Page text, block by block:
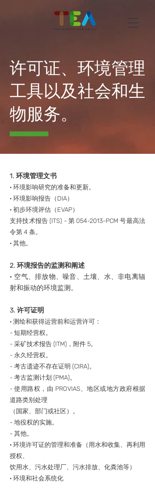
许可证、环境管理
工具以及社会和生
物服务。
1. 环境管理文书
· 环境影响研究的准备和更新。
· 环境影响报告（DIA）
· 初步环境评估（EVAP）
支持技术报告 (ITS) - 第054-2013-PCM 号最高法
令第 4 条。
· 其他。
2. 环境报告的监测和阐述
· 空气、排放物、噪音、土壤、水、非电离辐
射和振动的环境监测。
3. 许可证明
· 测绘和获得运营前和运营许可：
- 短期经营权。
- 采矿技术报告 (ITM)，附件 5。
- 永久经营权。
- 考古遗迹不存在证明 (CIRA)。
- 考古监测计划 (PMA)。
- 使用路权，由 PROVIAS、地区或地方政府根据
道路类别处理
（国家、部门或社区）。
- 地役权的实施。
- 其他。
· 环境许可证的管理和准备（用水和收集、再利用
授权、
饮用水、污水处理厂、污水排放、化粪池等）
· 环境和社会系统化